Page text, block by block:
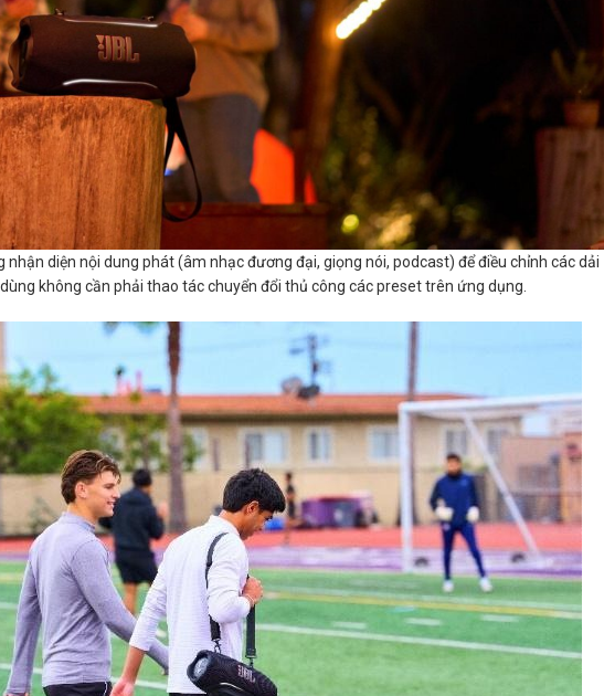
nhận diện nội dung phát (âm nhạc đương đại, giọng nói, podcast) để điều chỉnh các dải
không cần phải thao tác chuyển đổi thủ công các preset trên ứng dụng.